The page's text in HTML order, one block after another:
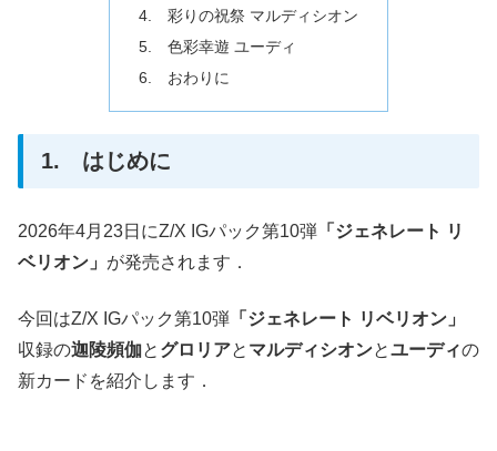
4. 彩りの祝祭 マルディシオン
5. 色彩幸遊 ユーディ
6. おわりに
1. はじめに
2026年4月23日にZ/X IGパック第10弾 「ジェネレート リ
ベリオン」 が発売されます．
今回はZ/X IGパック第10弾 「ジェネレート リベリオン」
収録の迦陵頻伽と グロリアと マルディシオンとユーディの
新カードを紹介します．